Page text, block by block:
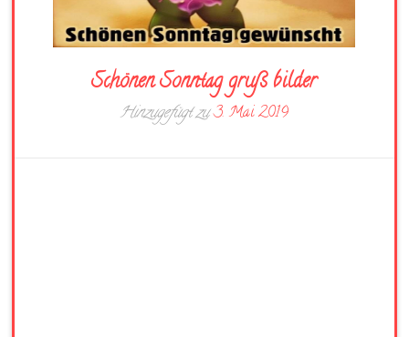
Schönen Sonntag gruß bilder
Hinzugefügt zu3. Mai 2019